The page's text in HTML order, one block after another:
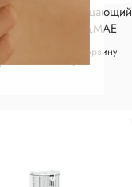
Очищающий
CИ и ДМАЕ
В корзину